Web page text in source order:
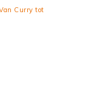
Curry tot